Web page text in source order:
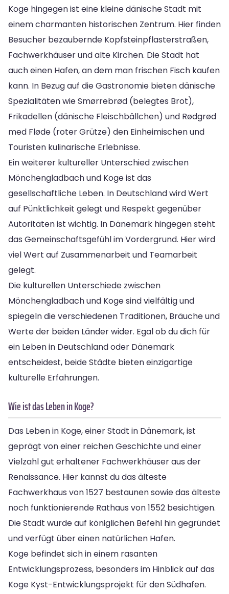
Koge hingegen ist eine kleine dänische Stadt mit
einem charmanten historischen Zentrum. Hier finden
Besucher bezaubernde Kopfsteinpflasterstraßen,
Fachwerkhäuser und alte Kirchen. Die Stadt hat
auch einen Hafen, an dem man frischen Fisch kaufen
kann. In Bezug auf die Gastronomie bieten dänische
Spezialitäten wie Smørrebrød (belegtes Brot),
Frikadellen (dänische Fleischbällchen) und Rødgrød
med Fløde (roter Grütze) den Einheimischen und
Touristen kulinarische Erlebnisse.
Ein weiterer kultureller Unterschied zwischen
Mönchengladbach und Koge ist das
gesellschaftliche Leben. In Deutschland wird Wert
auf Pünktlichkeit gelegt und Respekt gegenüber
Autoritäten ist wichtig. In Dänemark hingegen steht
das Gemeinschaftsgefühl im Vordergrund. Hier wird
viel Wert auf Zusammenarbeit und Teamarbeit
gelegt.
Die kulturellen Unterschiede zwischen
Mönchengladbach und Koge sind vielfältig und
spiegeln die verschiedenen Traditionen, Bräuche und
Werte der beiden Länder wider. Egal ob du dich für
ein Leben in Deutschland oder Dänemark
entscheidest, beide Städte bieten einzigartige
kulturelle Erfahrungen.
Wie ist das Leben in Koge?
Das Leben in Koge, einer Stadt in Dänemark, ist
geprägt von einer reichen Geschichte und einer
Vielzahl gut erhaltener Fachwerkhäuser aus der
Renaissance. Hier kannst du das älteste
Fachwerkhaus von 1527 bestaunen sowie das älteste
noch funktionierende Rathaus von 1552 besichtigen.
Die Stadt wurde auf königlichen Befehl hin gegründet
und verfügt über einen natürlichen Hafen.
Koge befindet sich in einem rasanten
Entwicklungsprozess, besonders im Hinblick auf das
Koge Kyst-Entwicklungsprojekt für den Südhafen.